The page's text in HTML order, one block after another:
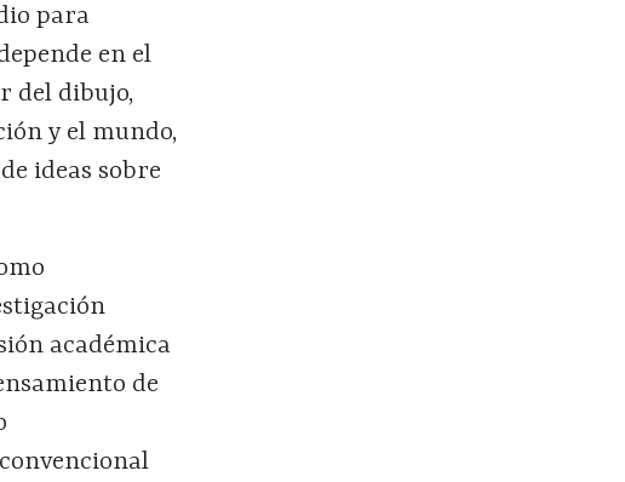
para
en el
del dibujo,
y el mundo,
ideas sobre
académica
de